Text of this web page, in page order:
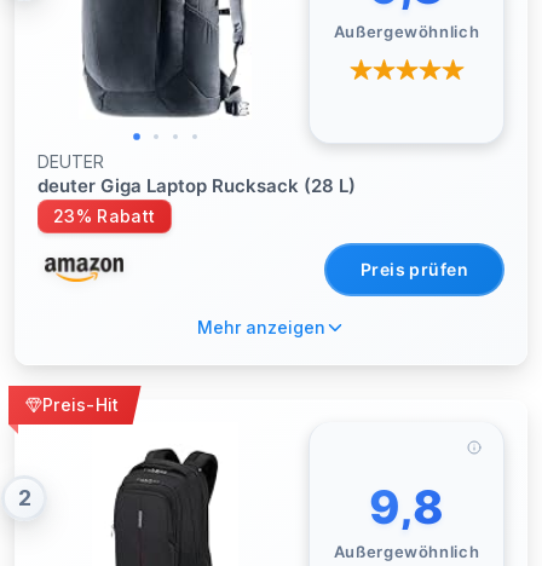
Außergewöhnlich
DEUTER
deuter Giga Laptop Rucksack (28 L)
23% Rabatt
Preis prüfen
Mehr anzeigen
Preis-Hit
2 9,8
Außergewöhnlich